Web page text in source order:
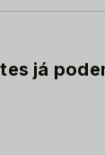
já